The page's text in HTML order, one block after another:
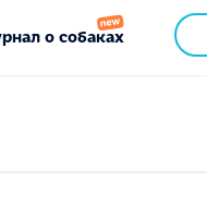
о собаках